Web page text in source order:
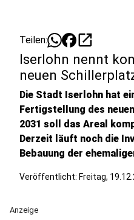
Teilen: open_in_new
Iserlohn nennt
neuen
Die Stadt Iserlohn hat
Fertigstellung des
2031 soll das Areal
Derzeit läuft noch die
Bebauung der
Veröffentlicht: Freitag,
Anzeige